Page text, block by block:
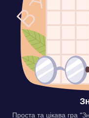
Проста та цікава гра